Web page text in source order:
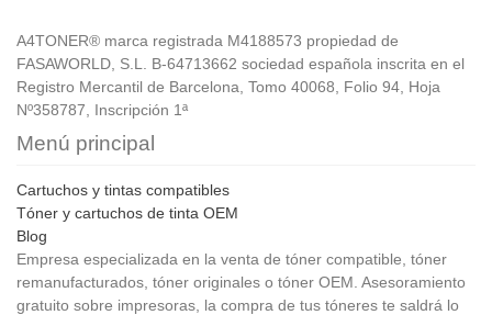
A4TONER® marca registrada M4188573 propiedad de
FASAWORLD, S.L. B-64713662 sociedad española inscrita en el
Registro Mercantil de Barcelona, Tomo 40068, Folio 94, Hoja
Nº358787, Inscripción 1ª
Menú principal
Cartuchos y tintas compatibles
Tóner y cartuchos de tinta OEM
Blog
Empresa especializada en la venta de tóner compatible, tóner
remanufacturados, tóner originales o tóner OEM. Asesoramiento
gratuito sobre impresoras, la compra de tus tóneres te saldrá lo